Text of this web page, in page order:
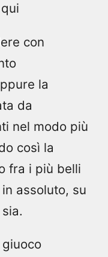
con
la
da
nel modo più
così la
fra i più belli
assoluto, su